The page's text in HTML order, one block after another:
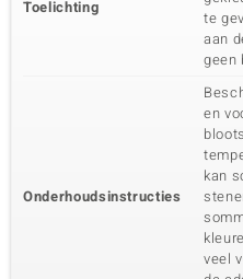
Toelichting
te
aan
geen
Onderhoudsinstructies
en
kan
veel